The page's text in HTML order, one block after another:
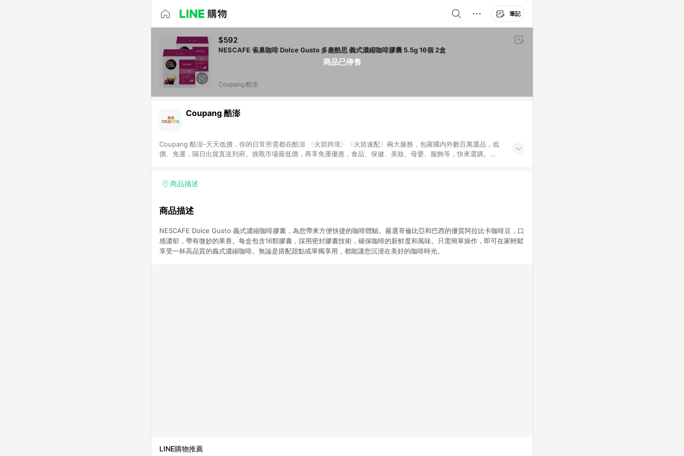
筆記
商品已停售
$592
NESCAFE 雀巢咖啡 Dolce Gusto 多趣酷思 義式濃縮咖啡膠囊 5.5g 16個 2盒
Coupang 酷澎
Coupang 酷澎
Coupang 酷澎-天天低價，你的日常所需都在酷澎 〈火箭跨境〉〈火箭速配〉兩大服務，包羅國內外數百萬選品，低
價、免運，隔日出貨直送到府。挑戰市場最低價，再享免運優惠，食品、保健、美妝、母嬰、服飾等，快來選購。
商品描述
商品描述
NESCAFE Dolce Gusto 義式濃縮咖啡膠囊，為您帶來方便快捷的咖啡體驗。嚴選哥倫比亞和巴西的優質阿拉比卡咖啡豆，口
感濃郁，帶有微妙的果香。每盒包含16顆膠囊，採用密封膠囊技術，確保咖啡的新鮮度和風味。只需簡單操作，即可在家輕鬆
享受一杯高品質的義式濃縮咖啡。無論是搭配甜點或單獨享用，都能讓您沉浸在美好的咖啡時光。
LINE購物推薦